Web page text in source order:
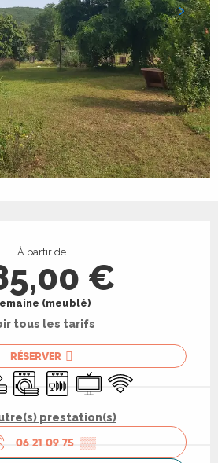
À partir de
€
(meublé)
tous les tarifs
RÉSERVER
et linge
Lave lingeLave vaisselle
Télévision
WiFi
prestation(s)
06 21 09 75 ▒▒